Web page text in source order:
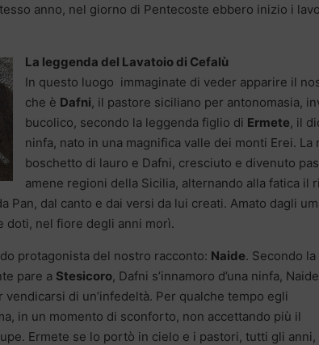
anno, nel giorno di Pentecoste ebbero inizio i
La leggenda del Lavatoio di Cefalù
In questo luogo immaginate di veder apparire il
che è Dafni, il pastore siciliano per antonomasia,
bucolico, secondo la leggenda figlio di Ermete, il
ninfa, nato in una magnifica valle dei monti Erei.
boschetto di lauro e Dafni, cresciuto e divenuto
amene regioni della Sicilia, alternando alla fatica il
Pan, dal canto e dai versi da lui creati. Amato dagli
doti, nel fiore degli anni morì.
protagonista del nostro racconto: Naide. Secondo la
pare a Stesicoro, Dafni s’innamoro d’una ninfa, Naide
vendicarsi di un’infedeltà. Per qualche tempo egli
in un momento di sconforto, non accettando più il
Ermete se lo portò in cielo e i pastori, tutti gli anni,